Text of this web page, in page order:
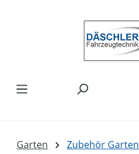
Garten Zubehör Garten